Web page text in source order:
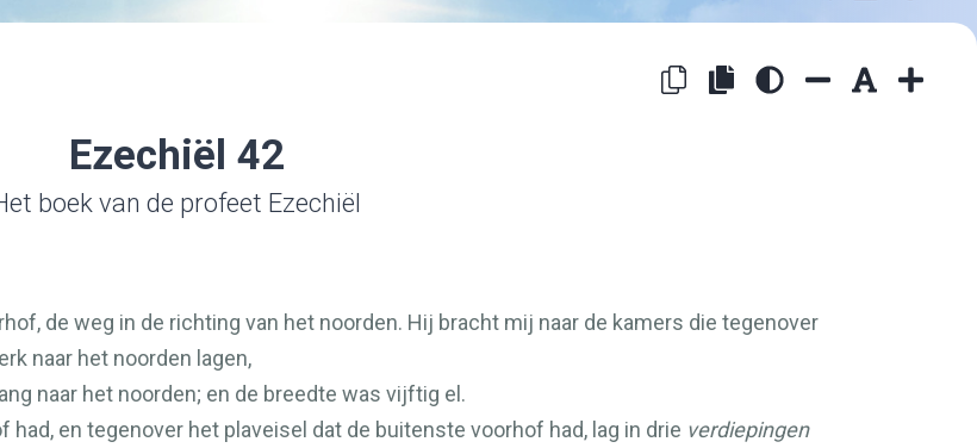
Ezechiël 42
boek van de profeet Ezechiël
de weg in de richting van het noorden. Hij bracht mij naar de kamers die tegenover
naar het noorden lagen,
naar het noorden; en de breedte was vijftig el.
en tegenover het plaveisel dat de buitenste voorhof had, lag in drie verdiepingen